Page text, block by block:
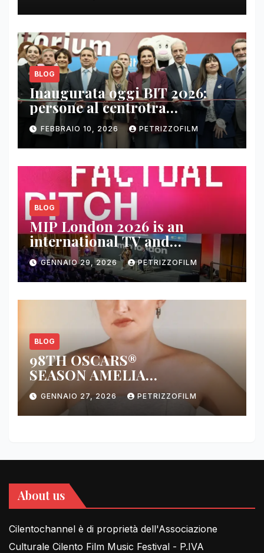
BLOG
Inaugurata oggi BIT 2026:
persone al centrotra
contenuti, relazioni e business
FEBBRAIO 10, 2026 PETRIZZOFILM
BLOG
MIP London 2026 is an
international TV and
streaming content market
GENNAIO 29, 2026 PETRIZZOFILM
BLOG
98TH OSCARS®
SEASON AMELIA
DIMOLDENBERG RETURNS
FOR THIRD YEAR
GENNAIO 27, 2026 PETRIZZOFILM
About us
Cilentochannel è di proprietà dell'Associazione
Culturale Cilento Film Music Festival - P.IVA